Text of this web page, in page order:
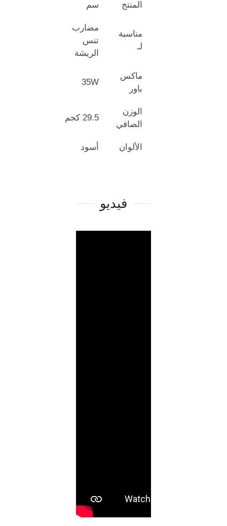
المنتج سم
مناسبة
لـ
مضارب
تنس
الريشة
ماكس
باور
35W
الوزن
الصافي
29.5 كجم
الألوان أسود
فيديو